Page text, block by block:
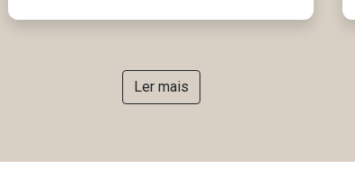
Ler mais